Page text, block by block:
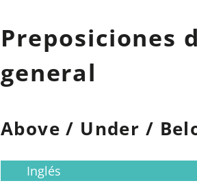
Preposiciones
general
Above / Under /
Inglés